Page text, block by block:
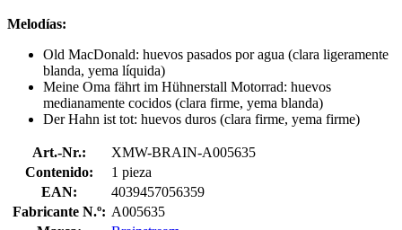
Melodías:
Old MacDonald: huevos pasados por agua (clara ligeramente
blanda, yema líquida)
Meine Oma fährt im Hühnerstall Motorrad: huevos
medianamente cocidos (clara firme, yema blanda)
Der Hahn ist tot: huevos duros (clara firme, yema firme)
Art.-Nr.:
XMW-BRAIN-A005635
Contenido:
1 pieza
EAN:
4039457056359
Fabricante N.º: A005635